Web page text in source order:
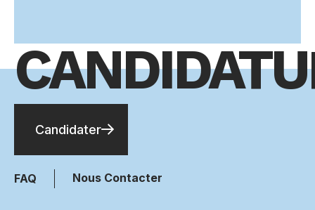
Candidater
FAQ Nous Contacter